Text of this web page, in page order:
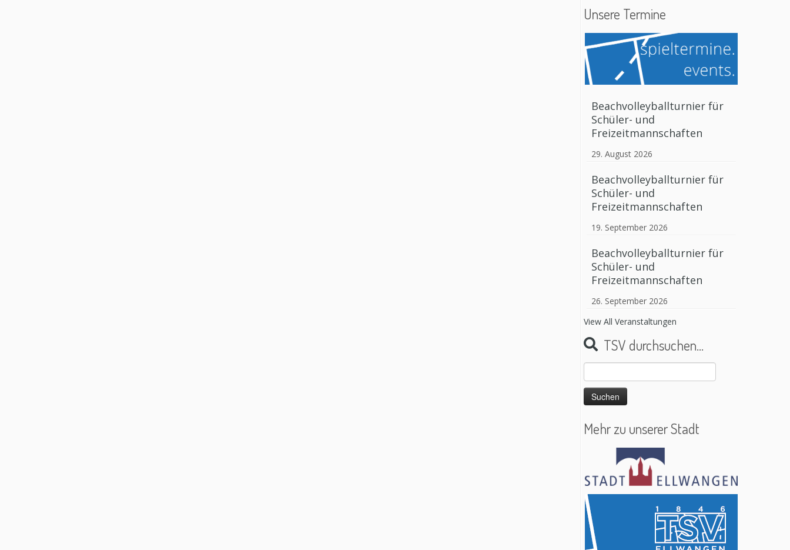
Unsere Termine
Beachvolleyballturnier für
Schüler- und
Freizeitmannschaften
29. August 2026
Beachvolleyballturnier für
Schüler- und
Freizeitmannschaften
19. September 2026
Beachvolleyballturnier für
Schüler- und
Freizeitmannschaften
26. September 2026
View All Veranstaltungen
TSV durchsuchen…
nach:
Mehr zu unserer Stadt